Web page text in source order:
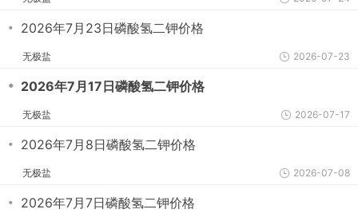
・ 2026年7月23日磷酸氢二钾价格
无极盐 2026-07-23
・ 2026年7月17日磷酸氢二钾价格
无极盐 2026-07-17
・ 2026年7月8日磷酸氢二钾价格
无极盐 2026-07-08
・ 2026年7月7日磷酸氢二钾价格